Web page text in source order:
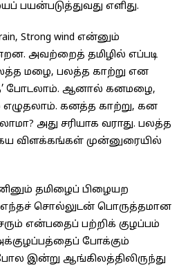
பயன்படுத்துவது எளிது.
Strong wind என்னும்
அவற்றைத் தமிழில் எப்படி
மழை, பலத்த காற்று என
போடலாம். ஆனால் கனமழை,
கனத்த காற்று, கன
அது சரியாக வராது. பலத்த
விளக்கங்கள் முன்னுரையில்
தமிழைப் பிழையற
எந்தச் சொல்லுடன் பொருத்தமான
என்பதைப் பற்றிக் குழப்பம்
அக்குழப்பத்தைப் போக்கும்
இன்று ஆங்கிலத்திலிருந்து